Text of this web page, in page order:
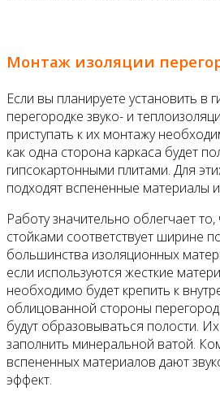
Монтаж изоляции
Если вы планируете установить в
перегородке звуко- и
приступать к их монтажу
как одна сторона каркаса будет
гипсокартонными плитами. Для
подходят вспененные материалы
Работу значительно облегчает
стойками соответствует ширине
большинства изоляционных
если используются жесткие
необходимо будет крепить к
облицованной стороны
будут образовываться полости.
заполнить минеральной ватой.
вспененных материалов дают
эффект.